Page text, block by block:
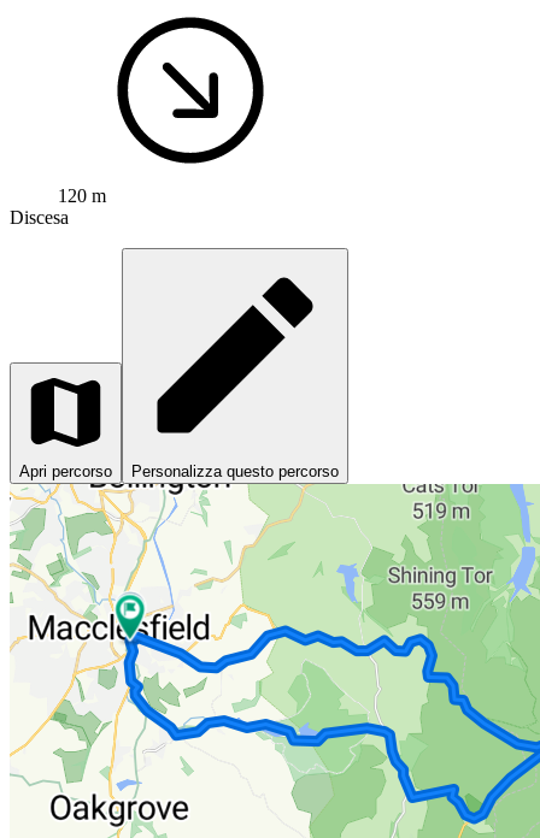
120 m
Discesa
Apri percorso Personalizza questo percorso